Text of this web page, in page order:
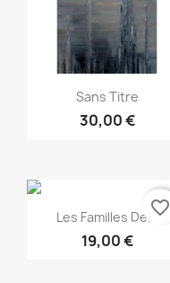
Snabbvy
Sans Titre
30,00 €
Snabbvy
Les Familles De...
19,00 €
favorite_border